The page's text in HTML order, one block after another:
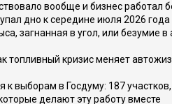
вообще и бизнес работал
дно к середине июля 2026 года
загнанная в угол, или безумие
топливный кризис меняет
к выборам в Госдуму: 187
делают эту работу вместе